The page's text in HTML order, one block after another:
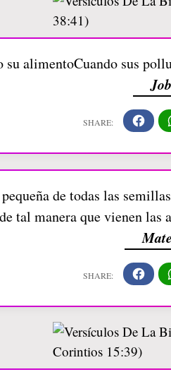
su alimentoCuando sus
de todas las
tal manera que vienen las